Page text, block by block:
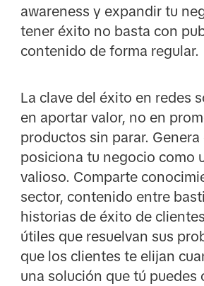
awareness y expandir tu
tener éxito no basta con
contenido de forma regular.
La clave del éxito en redes
en aportar valor, no en
productos sin parar.
posiciona tu negocio como
valioso. Comparte
sector, contenido entre
historias de éxito de
útiles que resuelvan sus
que los clientes te elijan
una solución que tú puedes